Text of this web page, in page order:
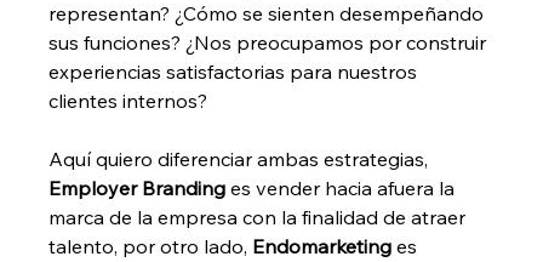
representan? ¿Cómo se sienten desempeñando
sus funciones? ¿Nos preocupamos por construir
experiencias satisfactorias para nuestros
clientes internos?
Aquí quiero diferenciar ambas estrategias,
Employer Branding es vender hacia afuera la
marca de la empresa con la finalidad de atraer
talento, por otro lado, Endomarketing es